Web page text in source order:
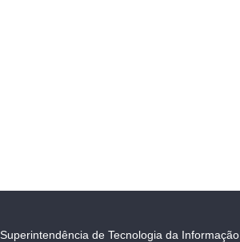
Superintendência de Tecnologia da Informação